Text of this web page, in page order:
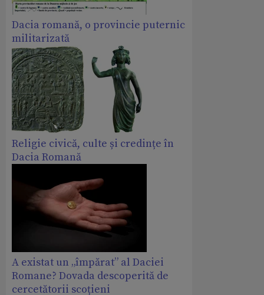
Dacia romană, o provincie puternic
militarizată
Religie civică, culte și credințe în
Dacia Romană
A existat un „împărat” al Daciei
Romane? Dovada descoperită de
cercetătorii scoțieni